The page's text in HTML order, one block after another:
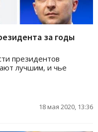
за годы
президентов
лучшим, и чье
18 мая 2020, 13:36